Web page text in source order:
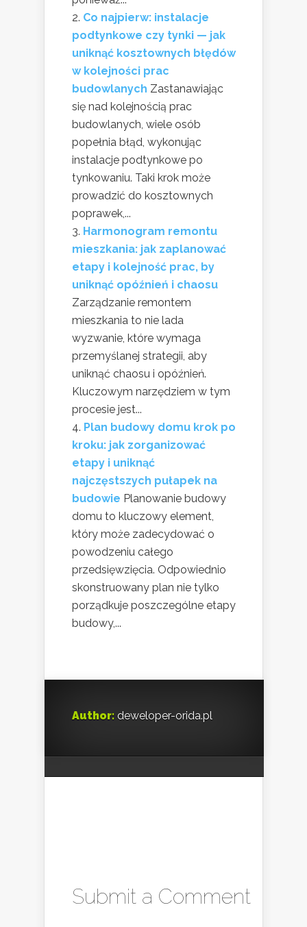
Co najpierw: instalacje
podtynkowe czy tynki — jak
uniknąć kosztownych błędów
w kolejności prac
budowlanych Zastanawiając
się nad kolejnością prac
budowlanych, wiele osób
popełnia błąd, wykonując
instalacje podtynkowe po
tynkowaniu. Taki krok może
prowadzić do kosztownych
poprawek,...
Harmonogram remontu
mieszkania: jak zaplanować
etapy i kolejność prac, by
uniknąć opóźnień i chaosu
Zarządzanie remontem
mieszkania to nie lada
wyzwanie, które wymaga
przemyślanej strategii, aby
uniknąć chaosu i opóźnień.
Kluczowym narzędziem w tym
procesie jest...
Plan budowy domu krok po
kroku: jak zorganizować
etapy i uniknąć
najczęstszych pułapek na
budowie Planowanie budowy
domu to kluczowy element,
który może zadecydować o
powodzeniu całego
przedsięwzięcia. Odpowiednio
skonstruowany plan nie tylko
porządkuje poszczególne etapy
budowy,...
Author: deweloper-orida.pl
Submit a Comment